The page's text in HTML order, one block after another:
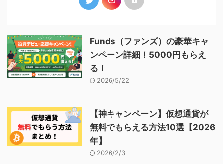
Funds（ファンズ）の豪華キャ
ンペーン詳細！5000円もらえ
る！
2026/5/22
【神キャンペーン】仮想通貨が
無料でもらえる方法10選【2026
年】
2026/2/3